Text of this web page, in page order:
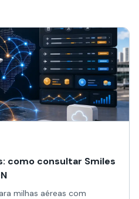
como consultar Smiles
milhas aéreas com